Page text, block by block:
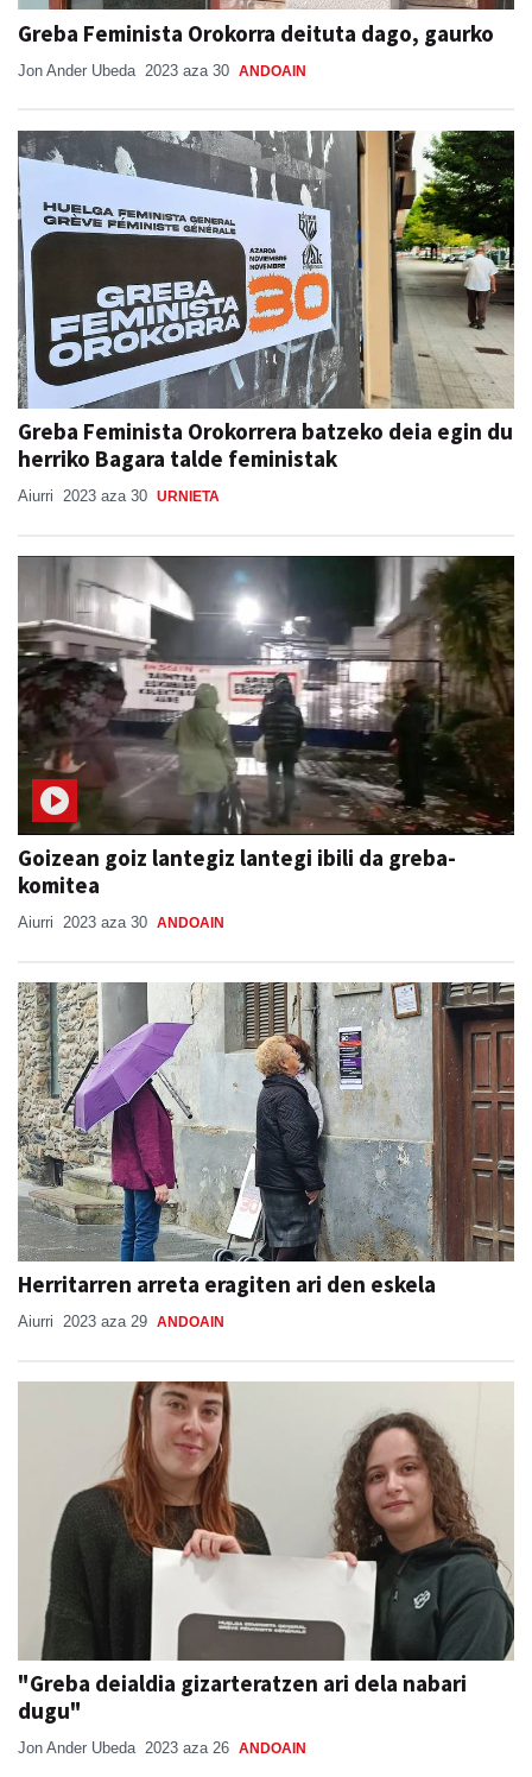
Greba Feminista Orokorra deituta dago, gaurko
Jon Ander Ubeda 2023 aza 30 ANDOAIN
Greba Feminista Orokorrera batzeko deia egin du
herriko Bagara talde feministak
Aiurri 2023 aza 30 URNIETA
Goizean goiz lantegiz lantegi ibili da greba-
komitea
Aiurri 2023 aza 30 ANDOAIN
Herritarren arreta eragiten ari den eskela
Aiurri 2023 aza 29 ANDOAIN
"Greba deialdia gizarteratzen ari dela nabari
dugu"
Jon Ander Ubeda 2023 aza 26 ANDOAIN